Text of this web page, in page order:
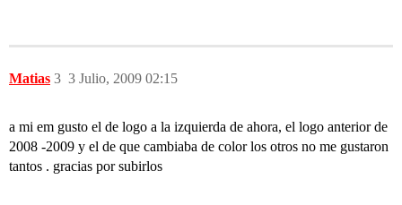
Matias 3 Julio, 2009 02:15
3
a mi em gusto el de logo a la izquierda de ahora, el logo anterior de
2008 -2009 y el de que cambiaba de color los otros no me gustaron
tantos . gracias por subirlos